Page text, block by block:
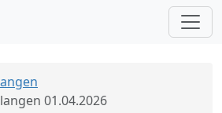
01.04.2026